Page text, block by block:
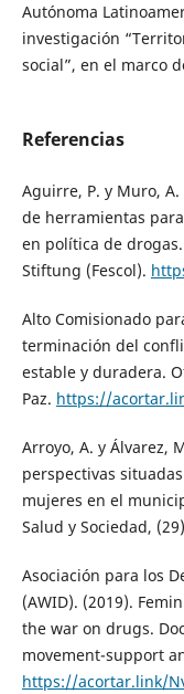
Autónoma
investigación
social”, en el marco
Referencias
Aguirre, P. y Muro,
de herramientas
en política de
Stiftung (Fescol).
Alto Comisionado
terminación del
estable y duradera.
Paz. https://
Arroyo, A. y Álvarez,
perspectivas
mujeres en el
Salud y Sociedad,
Asociación para los
(AWID). (2019).
the war on drugs.
movement-support
https://acortar.link/